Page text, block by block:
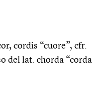
cordis “cuore”, cfr.
del lat. chorda “corda